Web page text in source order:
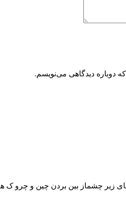
دوباره دیدگاهی می‌نویسم.
زیر چشماز بین بردن چین و چرو